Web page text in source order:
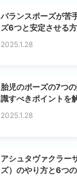
バランスポーズが苦
ズ6つと安定させる
2025.1.28
胎児のポーズの7つ
識すべきポイントを
2025.1.28
アシュタヴァクラー
ズ）のやり方と6つ